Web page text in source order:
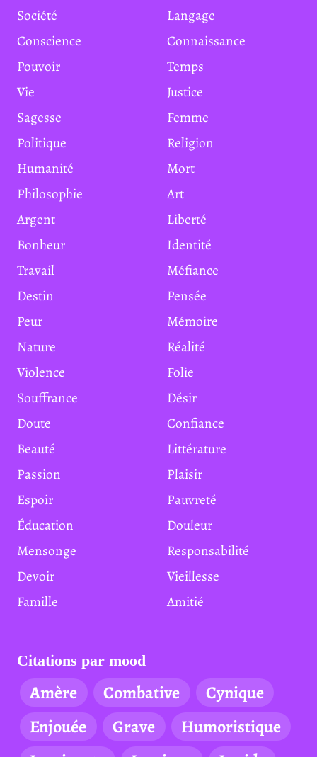
Société
Langage
Conscience
Connaissance
Pouvoir
Temps
Vie
Justice
Sagesse
Femme
Politique
Religion
Humanité
Mort
Philosophie
Art
Argent
Liberté
Bonheur
Identité
Travail
Méfiance
Destin
Pensée
Peur
Mémoire
Nature
Réalité
Violence
Folie
Souffrance
Désir
Doute
Confiance
Beauté
Littérature
Passion
Plaisir
Espoir
Pauvreté
Éducation
Douleur
Mensonge
Responsabilité
Devoir
Vieillesse
Famille
Amitié
Citations par mood
Amère Combative
Cynique
Enjouée
Grave
Humoristique